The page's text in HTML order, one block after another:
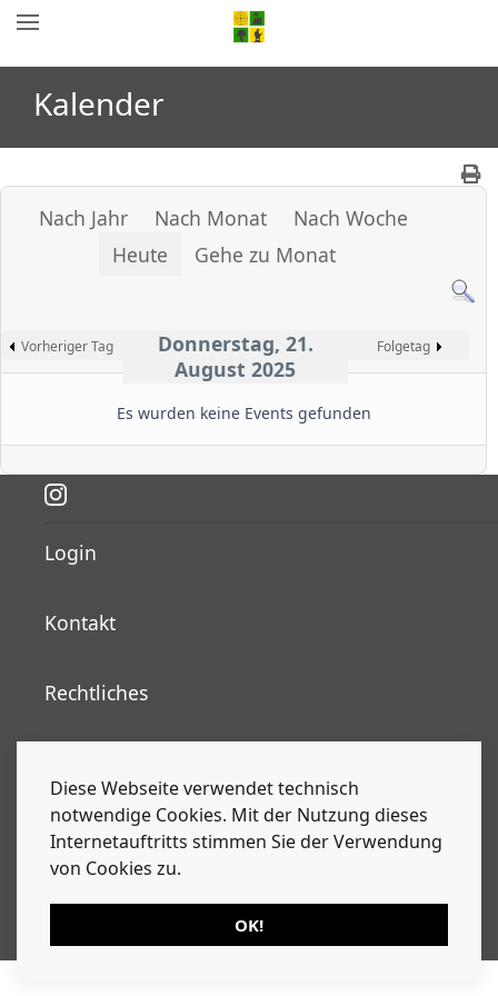
Diese Webseite verwendet technisch
notwendige Cookies. Mit der Nutzung dieses
Internetauftritts stimmen Sie der Verwendung
von Cookies zu.
OK!
Kalender
Nach Jahr Nach Monat
Nach Woche
Heute
Gehe zu Monat
Vorheriger Tag
Donnerstag, 21.
August 2025
Folgetag
Es wurden keine Events gefunden
Login
Kontakt
Rechtliches
Kalender
Alle Inhalte, Fotografien und Grafiken sind
urherberrechtlich geschützt. Alle Rechte liegen beim
Urheber. Based on a template designed by WarpTheme.